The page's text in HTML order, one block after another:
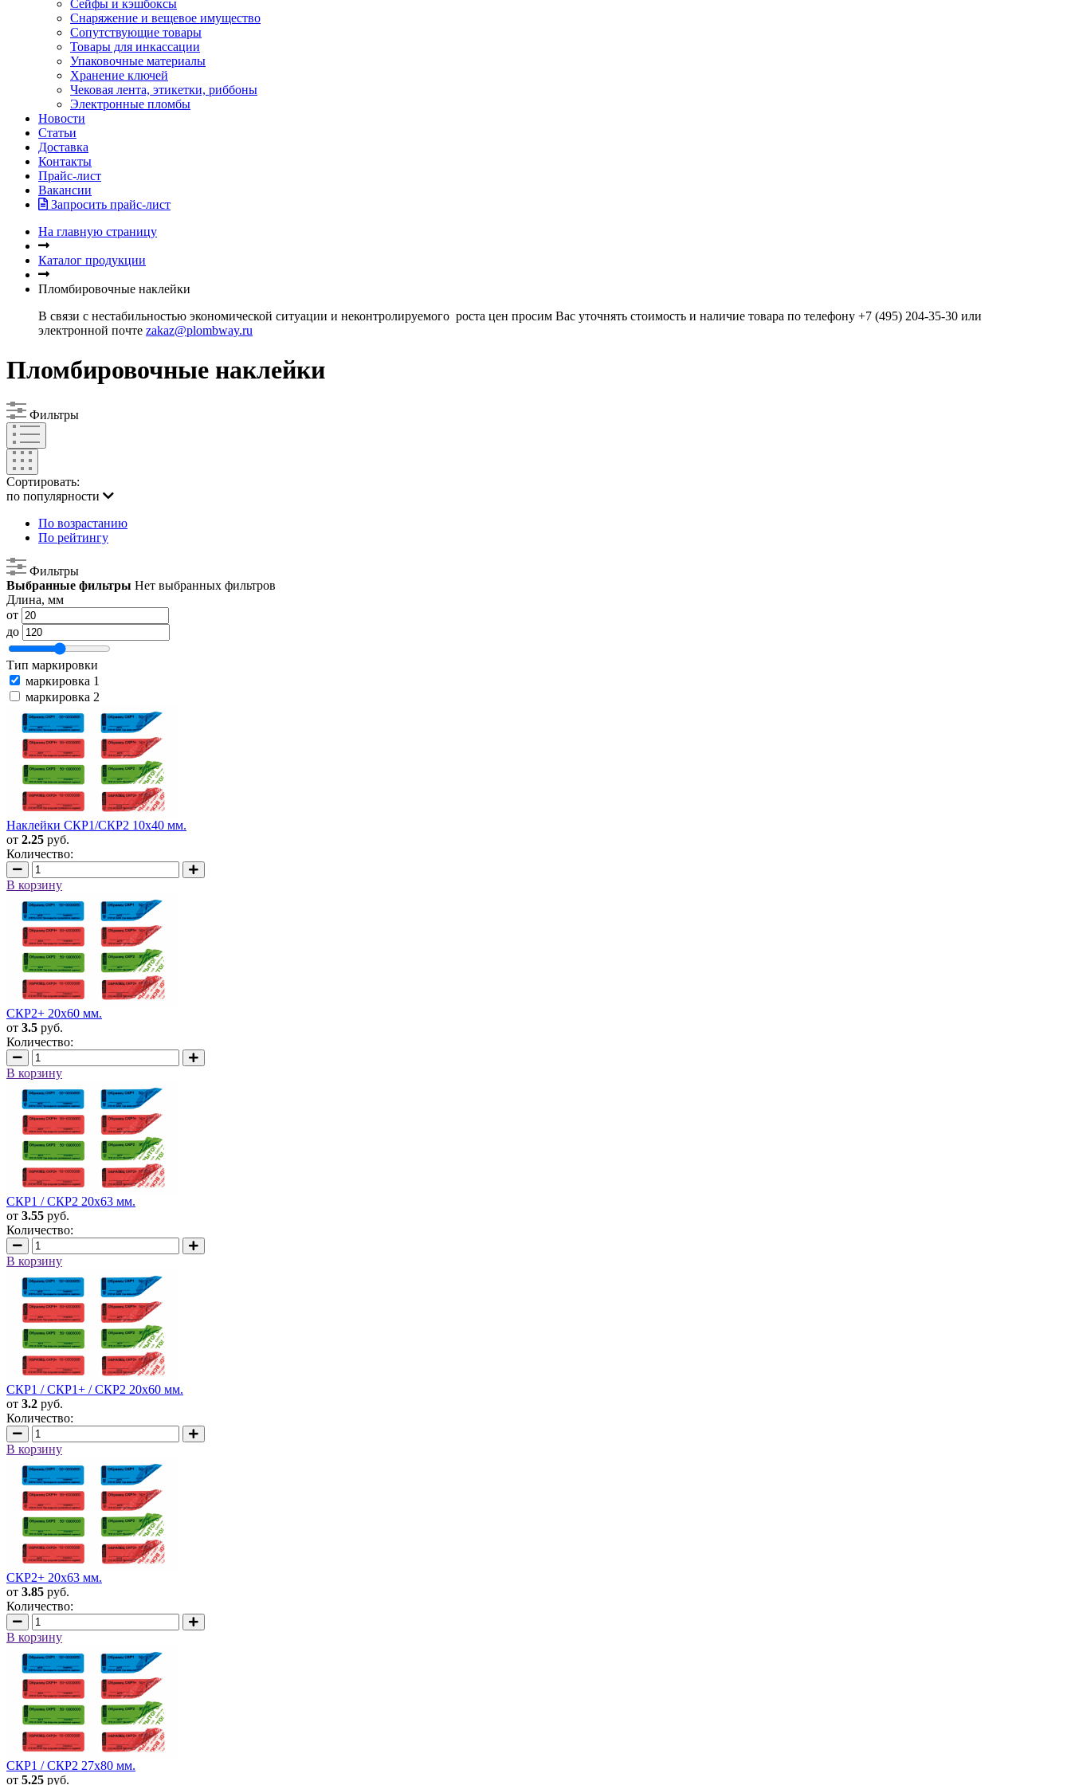
Сейфы и кэшбоксы
Снаряжение и вещевое имущество
Сопутствующие товары
Товары для инкассации
Упаковочные материалы
Хранение ключей
Чековая лента, этикетки, риббоны
Электронные пломбы
Новости
Статьи
Доставка
Контакты
Прайс-лист
Вакансии
Запросить прайс-лист
На главную страницу
Каталог продукции
Пломбировочные наклейки
В связи с нестабильностью экономической ситуации и неконтролируемого роста цен просим Вас уточнять стоимость и наличие товара по телефону +7 (495) 204-35-30 или
электронной почте zakaz@plombway.ru
Пломбировочные наклейки
Фильтры
Сортировать:
по популярности
По возрастанию
По рейтингу
Фильтры
Выбранные фильтры Нет выбранных фильтров
Длина, мм
от
до
Тип маркировки
маркировка 1
маркировка 2
Наклейки СКР1/СКР2 10x40 мм.
от 2.25 руб.
Количество:
В корзину
СКР2+ 20х60 мм.
от 3.5 руб.
Количество:
В корзину
СКР1 / СКР2 20х63 мм.
от 3.55 руб.
Количество:
В корзину
СКР1 / СКР1+ / СКР2 20х60 мм.
от 3.2 руб.
Количество:
В корзину
СКР2+ 20х63 мм.
от 3.85 руб.
Количество:
В корзину
СКР1 / СКР2 27х80 мм.
от 5.25 руб.